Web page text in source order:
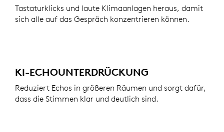
Tastaturklicks und laute Klimaanlagen heraus, damit
sich alle auf das Gespräch konzentrieren können.
KI-ECHOUNTERDRÜCKUNG
Reduziert Echos in größeren Räumen und sorgt dafür,
dass die Stimmen klar und deutlich sind.